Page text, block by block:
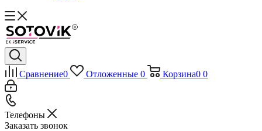
Сравнение0 Отложенные 0 Корзина0 0
Телефоны
Заказать звонок